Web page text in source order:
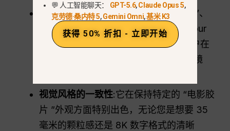
电影提示:Veo 3.1 可理解 “Dolly Zoom”、
“Low-Angle Tracking ”和 “Golden Hour
Lighting ”等专业电影术语。它允许用户在
动画制作过程中修改原始静态图像的 “镜
视觉风格的一致性:它在保持特定的 “电影胶
片 ”外观方面特别出色，无论您是想要 35
毫米的颗粒感还是 8K 数字格式的清晰
💬 人工智能聊天： GPT-5.6,Claude Opus 5,
克劳德·桑内特 5,Gemini Omni,基米 K3
获得 50% 折扣 - 立即开始